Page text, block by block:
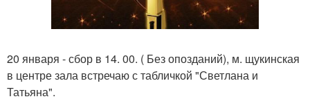
20 января - сбор в 14. 00. ( Без опозданий), м. щукинская
в центре зала встречаю с табличкой "Светлана и
Татьяна".